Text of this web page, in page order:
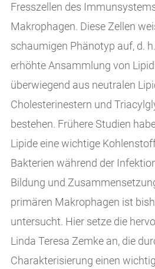
Fresszellen des
Makrophagen. Diese Zellen
schaumigen Phänotyp auf, d.
erhöhte Ansammlung von
überwiegend aus neutralen
Cholesterinestern und
bestehen. Frühere Studien
Lipide eine wichtige
Bakterien während der
Bildung und
primären Makrophagen ist
untersucht. Hier setze die
Linda Teresa Zemke an, die
Charakterisierung einen